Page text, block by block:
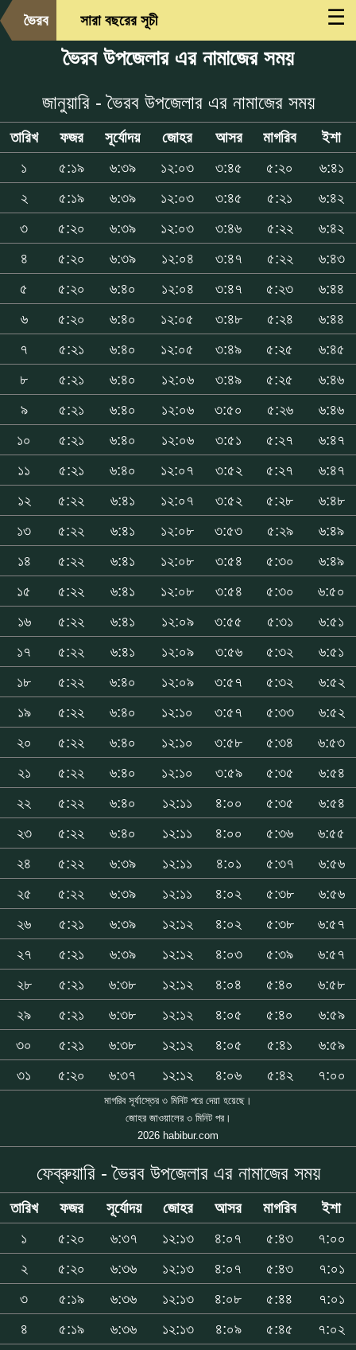
☰
ভৈরব সারা বছরের সূচী
ভৈরব উপজেলার এর নামাজের সময়
জানুয়ারি - ভৈরব উপজেলার এর নামাজের সময়
তারিখ ফজর সূর্যোদয় জোহর আসর মাগরিব
ইশা
১
৫:১৯ ৬:৩৯ ১২:০৩ ৩:৪৫ ৫:২০
৬:৪১
২
৫:১৯ ৬:৩৯ ১২:০৩ ৩:৪৫ ৫:২১
৬:৪২
৩
৫:২০ ৬:৩৯ ১২:০৩ ৩:৪৬ ৫:২২
৬:৪২
৪
৫:২০ ৬:৩৯ ১২:০৪ ৩:৪৭ ৫:২২
৬:৪৩
৫
৫:২০ ৬:৪০ ১২:০৪ ৩:৪৭ ৫:২৩
৬:৪৪
৬
৫:২০ ৬:৪০ ১২:০৫ ৩:৪৮ ৫:২৪
৬:৪৪
৭
৫:২১ ৬:৪০ ১২:০৫ ৩:৪৯ ৫:২৫
৬:৪৫
৮
৫:২১ ৬:৪০ ১২:০৬ ৩:৪৯ ৫:২৫
৬:৪৬
৯
৫:২১ ৬:৪০ ১২:০৬ ৩:৫০ ৫:২৬
৬:৪৬
১০
৫:২১ ৬:৪০ ১২:০৬ ৩:৫১ ৫:২৭
৬:৪৭
১১
৫:২১ ৬:৪০ ১২:০৭ ৩:৫২ ৫:২৭
৬:৪৭
১২
৫:২২ ৬:৪১ ১২:০৭ ৩:৫২ ৫:২৮
৬:৪৮
১৩
৫:২২ ৬:৪১ ১২:০৮ ৩:৫৩ ৫:২৯
৬:৪৯
১৪
৫:২২ ৬:৪১ ১২:০৮ ৩:৫৪ ৫:৩০
৬:৪৯
১৫
৫:২২ ৬:৪১ ১২:০৮ ৩:৫৪ ৫:৩০
৬:৫০
১৬
৫:২২ ৬:৪১ ১২:০৯ ৩:৫৫ ৫:৩১
৬:৫১
১৭
৫:২২ ৬:৪১ ১২:০৯ ৩:৫৬ ৫:৩২
৬:৫১
১৮
৫:২২ ৬:৪০ ১২:০৯ ৩:৫৭ ৫:৩২
৬:৫২
১৯
৫:২২ ৬:৪০ ১২:১০ ৩:৫৭ ৫:৩৩
৬:৫২
২০
৫:২২ ৬:৪০ ১২:১০ ৩:৫৮ ৫:৩৪
৬:৫৩
২১
৫:২২ ৬:৪০ ১২:১০ ৩:৫৯ ৫:৩৫
৬:৫৪
২২
৫:২২ ৬:৪০ ১২:১১ ৪:০০ ৫:৩৫
৬:৫৪
২৩
৫:২২ ৬:৪০ ১২:১১ ৪:০০ ৫:৩৬
৬:৫৫
২৪
৫:২২ ৬:৩৯ ১২:১১ ৪:০১ ৫:৩৭
৬:৫৬
২৫
৫:২২ ৬:৩৯ ১২:১১ ৪:০২ ৫:৩৮
৬:৫৬
২৬
৫:২১ ৬:৩৯ ১২:১২ ৪:০২ ৫:৩৮
৬:৫৭
২৭
৫:২১ ৬:৩৯ ১২:১২ ৪:০৩ ৫:৩৯
৬:৫৭
২৮
৫:২১ ৬:৩৮ ১২:১২ ৪:০৪ ৫:৪০
৬:৫৮
২৯
৫:২১ ৬:৩৮ ১২:১২ ৪:০৫ ৫:৪০
৬:৫৯
৩০
৫:২১ ৬:৩৮ ১২:১২ ৪:০৫ ৫:৪১
৬:৫৯
৩১
৫:২০ ৬:৩৭ ১২:১২ ৪:০৬ ৫:৪২ ৭:০০
মাগরিব সূর্যাস্তের ৩ মিনিট পরে দেয়া হয়েছে।
জোহর জাওয়ালের ৩ মিনিট পর।
2026 habibur.com
ফেব্রুয়ারি - ভৈরব উপজেলার এর নামাজের সময়
তারিখ ফজর সূর্যোদয় জোহর আসর মাগরিব
ইশা
১
৫:২০ ৬:৩৭ ১২:১৩ ৪:০৭ ৫:৪৩
৭:০০
২
৫:২০ ৬:৩৬ ১২:১৩ ৪:০৭ ৫:৪৩
৭:০১
৩
৫:১৯ ৬:৩৬ ১২:১৩ ৪:০৮ ৫:৪৪
৭:০১
৪
৫:১৯ ৬:৩৬ ১২:১৩ ৪:০৯ ৫:৪৫
৭:০২